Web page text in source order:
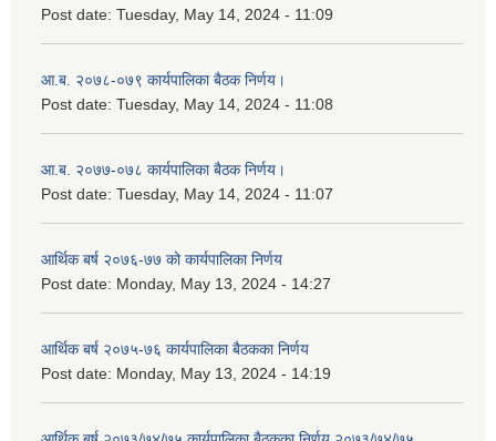
Post date: Tuesday, May 14, 2024 - 11:09
आ.ब. २०७८-०७९ कार्यपालिका बैठक निर्णय।
Post date: Tuesday, May 14, 2024 - 11:08
आ.ब. २०७७-०७८ कार्यपालिका बैठक निर्णय।
Post date: Tuesday, May 14, 2024 - 11:07
आर्थिक बर्ष २०७६-७७ को कार्यपालिका निर्णय
Post date: Monday, May 13, 2024 - 14:27
आर्थिक बर्ष २०७५-७६ कार्यपालिका बैठकका निर्णय
Post date: Monday, May 13, 2024 - 14:19